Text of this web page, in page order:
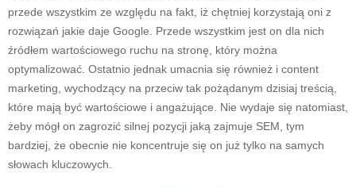
przede wszystkim ze względu na fakt, iż chętniej korzystają oni z
rozwiązań jakie daje Google. Przede wszystkim jest on dla nich
źródłem wartościowego ruchu na stronę, który można
optymalizować. Ostatnio jednak umacnia się również i content
marketing, wychodzący na przeciw tak pożądanym dzisiaj treścią,
które mają być wartościowe i angażujące. Nie wydaje się natomiast,
żeby mógł on zagrozić silnej pozycji jaką zajmuje SEM, tym
bardziej, że obecnie nie koncentruje się on już tylko na samych
słowach kluczowych.